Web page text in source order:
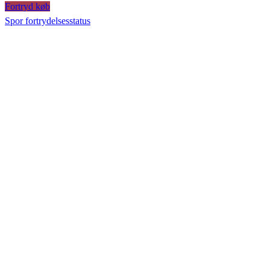
Fortryd køb
Spor fortrydelsesstatus